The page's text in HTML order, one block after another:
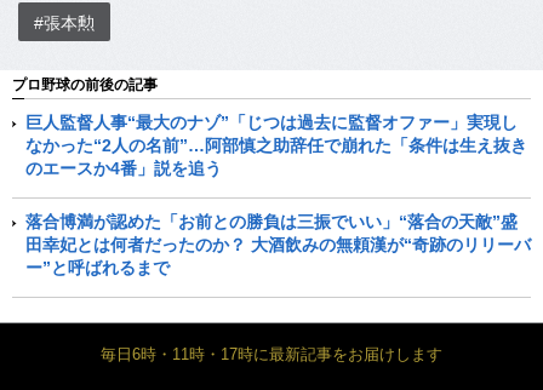
#張本勲
プロ野球の前後の記事
巨人監督人事“最大のナゾ”「じつは過去に監督オファー」実現し
なかった“2人の名前”…阿部慎之助辞任で崩れた「条件は生え抜き
のエースか4番」説を追う
落合博満が認めた「お前との勝負は三振でいい」“落合の天敵”盛
田幸妃とは何者だったのか？ 大酒飲みの無頼漢が“奇跡のリリーバ
ー”と呼ばれるまで
毎日6時・11時・17時に最新記事をお届けします